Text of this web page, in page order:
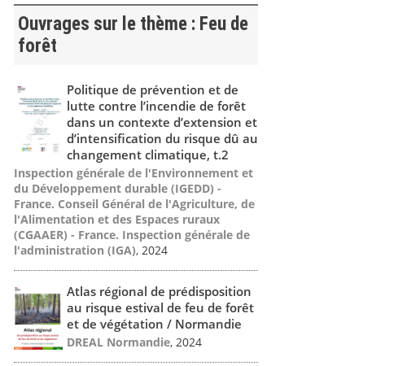
Ouvrages sur le thème : Feu de
forêt
Politique de prévention et de
lutte contre l’incendie de forêt
dans un contexte d’extension et
d’intensification du risque dû au
changement climatique, t.2
Inspection générale de l'Environnement et
du Développement durable (IGEDD) -
France. Conseil Général de l'Agriculture, de
l'Alimentation et des Espaces ruraux
(CGAAER) - France. Inspection générale de
l'administration (IGA), 2024
Atlas régional de prédisposition
au risque estival de feu de forêt
et de végétation / Normandie
DREAL Normandie, 2024